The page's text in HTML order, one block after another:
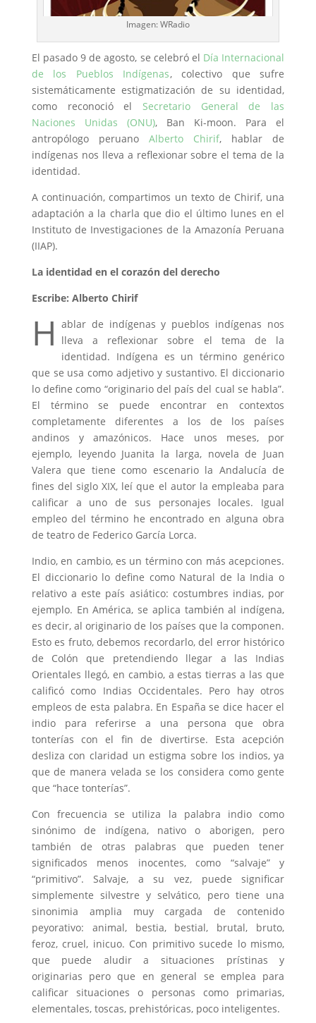
Imagen: WRadio
El pasado 9 de agosto, se celebró el Día Internacional
de los Pueblos Indígenas, colectivo que sufre
sistemáticamente estigmatización de su identidad,
como reconoció el Secretario General de las
Naciones Unidas (ONU), Ban Ki-moon. Para el
antropólogo peruano Alberto Chirif, hablar de
indígenas nos lleva a reflexionar sobre el tema de la
identidad.
A continuación, compartimos un texto de Chirif, una
adaptación a la charla que dio el último lunes en el
Instituto de Investigaciones de la Amazonía Peruana
(IIAP).
La identidad en el corazón del derecho
Escribe: Alberto Chirif
H ablar de indígenas y pueblos indígenas nos
lleva a reflexionar sobre el tema de la
identidad. Indígena es un término genérico
que se usa como adjetivo y sustantivo. El diccionario
lo define como “originario del país del cual se habla”.
El término se puede encontrar en contextos
completamente diferentes a los de los países
andinos y amazónicos. Hace unos meses, por
ejemplo, leyendo Juanita la larga, novela de Juan
Valera que tiene como escenario la Andalucía de
fines del siglo XIX, leí que el autor la empleaba para
calificar a uno de sus personajes locales. Igual
empleo del término he encontrado en alguna obra
de teatro de Federico García Lorca.
Indio, en cambio, es un término con más acepciones.
El diccionario lo define como Natural de la India o
relativo a este país asiático: costumbres indias, por
ejemplo. En América, se aplica también al indígena,
es decir, al originario de los países que la componen.
Esto es fruto, debemos recordarlo, del error histórico
de Colón que pretendiendo llegar a las Indias
Orientales llegó, en cambio, a estas tierras a las que
calificó como Indias Occidentales. Pero hay otros
empleos de esta palabra. En España se dice hacer el
indio para referirse a una persona que obra
tonterías con el fin de divertirse. Esta acepción
desliza con claridad un estigma sobre los indios, ya
que de manera velada se los considera como gente
que “hace tonterías”.
Con frecuencia se utiliza la palabra indio como
sinónimo de indígena, nativo o aborigen, pero
también de otras palabras que pueden tener
significados menos inocentes, como “salvaje” y
“primitivo”. Salvaje, a su vez, puede significar
simplemente silvestre y selvático, pero tiene una
sinonimia amplia muy cargada de contenido
peyorativo: animal, bestia, bestial, brutal, bruto,
feroz, cruel, inicuo. Con primitivo sucede lo mismo,
que puede aludir a situaciones prístinas y
originarias pero que en general se emplea para
calificar situaciones o personas como primarias,
elementales, toscas, prehistóricas, poco inteligentes.